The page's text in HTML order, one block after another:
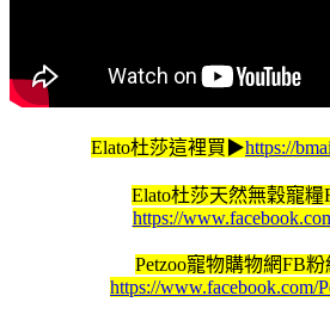
Elato杜莎這裡買▶https://
Elato杜莎天然無穀寵糧
https://
Petzoo寵物購物網FB粉
https://www.facebook.com/